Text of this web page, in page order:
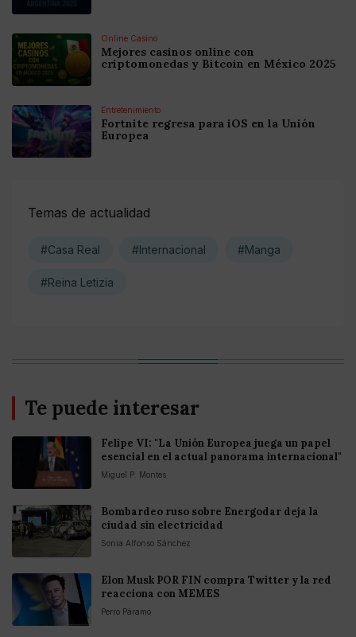
Online Casino
Mejores casinos online con
criptomonedas y Bitcoin en México 2025
Entretenimiento
Fortnite regresa para iOS en la Unión
Europea
Temas de actualidad
#Casa Real #Internacional #Manga
#Reina Letizia
Te puede interesar
Felipe VI: "La Unión Europea juega un papel
esencial en el actual panorama internacional"
Miguel P. Montes
Bombardeo ruso sobre Energodar deja la
ciudad sin electricidad
Sonia Alfonso Sánchez
Elon Musk POR FIN compra Twitter y la red
reacciona con MEMES
Perro Páramo